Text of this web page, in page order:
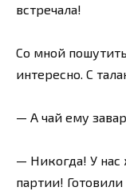
встречала!
Со мной
интересно. С
— А чай ему
— Никогда! У
партии!